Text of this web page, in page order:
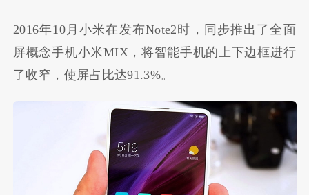
2016年10月小米在发布Note2时，同步推出了全面
屏概念手机小米MIX，将智能手机的上下边框进行
了收窄，使屏占比达91.3%。